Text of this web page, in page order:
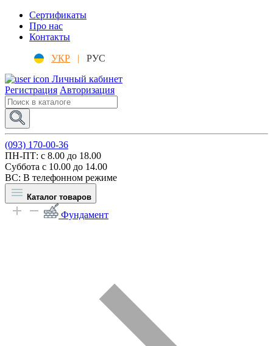
Сертификаты
Про нас
Контакты
УКР |
РУС
Личный кабинет
Регистрация Авторизация
(093) 170-00-36
ПН-ПТ: c 8.00 до 18.00
Суббота с 10.00 до 14.00
ВС: В телефонном режиме
Каталог товаров
Фундамент